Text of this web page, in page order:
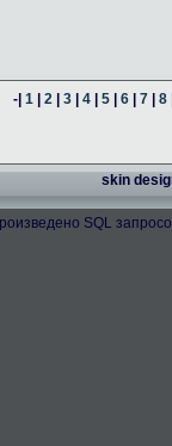
-|1 |2 |3 |4 |5 |6 |7 |8
skin
SQL